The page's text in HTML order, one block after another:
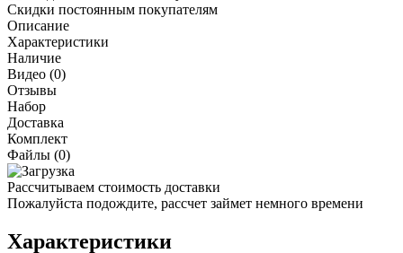
Скидки постоянным покупателям
Описание
Характеристики
Наличие
Видео (0)
Отзывы
Набор
Доставка
Комплект
Файлы (0)
Рассчитываем стоимость доставки
Пожалуйста подождите, рассчет займет немного времени
Характеристики